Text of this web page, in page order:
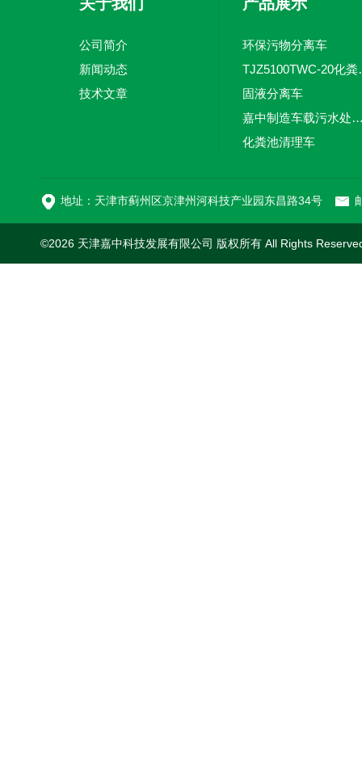
公司简介
新闻动态
技术文章
环保污物分离车
固液分离车
嘉中制造车载污水处理设备-环
化粪池清理车
地址：天津市蓟州区京津州河科技产业园东昌路34号
©2026 天津嘉中科技发展有限公司 版权所有 All Rights